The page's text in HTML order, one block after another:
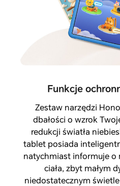
Funkcje
Zestaw narzędzi
dbałości o wzrok
redukcji światła
tablet posiada
natychmiast informuje o
ciała, zbyt małym
niedostatecznym